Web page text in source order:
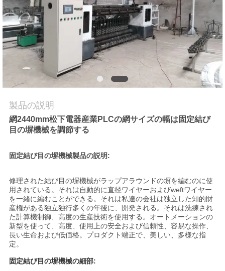
管
理
達
に
連
し
な
さ
い
引
製品の説明
網2440mm松下電器産業PLCの網サイズの幅は固定結び
目の塀機械を調節する
固定結び目の塀機械製品の説明:
修理された結び目の塀機械がラップアラウンドの塀を編むのに使
用されている。それは自動的に直径ワイヤーおよびweftワイヤー
を一緒に編むことができる。それは私達の会社は独立した知的財
産権がある独立独行多くの年後に、開発される。それは洗練され
た計算機制御、高度の生産技術を使用する。オートメーションの
新型を使って、高度、使用上の安全および信頼性、容易な操作、
長い生命および低価格。プロダクト端正で、美しい、多様な指
定。
固定結び目の塀機械の細部: